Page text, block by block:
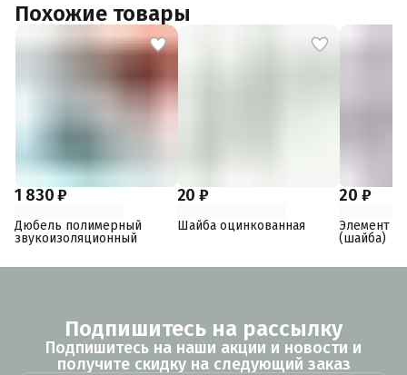
Похожие товары
1 830 ₽
Дюбель полимерный
звукоизоляционный
20 ₽
Шайба оцинкованная
20 ₽
Элемент
(шайба)
Подпишитесь на рассылку
Подпишитесь на наши акции и новости и
получите скидку на следующий заказ